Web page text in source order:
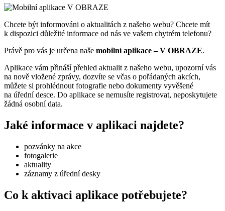
Chcete být informováni o aktualitách z našeho webu? Chcete mít
k dispozici důležité informace od nás ve vašem chytrém telefonu?
Právě pro vás je určena naše mobilní aplikace – V OBRAZE.
Aplikace vám přináší přehled aktualit z našeho webu, upozorní vás
na nově vložené zprávy, dozvíte se včas o pořádaných akcích,
můžete si prohlédnout fotografie nebo dokumenty vyvěšené
na úřední desce. Do aplikace se nemusíte registrovat, neposkytujete
žádná osobní data.
Jaké informace v aplikaci najdete?
pozvánky na akce
fotogalerie
aktuality
záznamy z úřední desky
Co k aktivaci aplikace potřebujete?